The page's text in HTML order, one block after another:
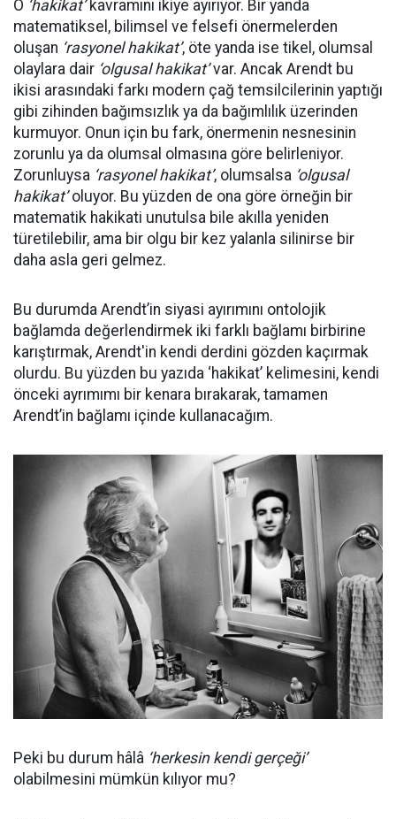
O ‘hakikat’kavramını ikiye ayırıyor. Bir yanda
matematiksel, bilimsel ve felsefi önermelerden
oluşan ‘rasyonel hakikat’, öte yanda ise tikel, olumsal
olaylara dair ‘olgusal hakikat’var. Ancak Arendt bu
ikisi arasındaki farkı modern çağ temsilcilerinin yaptığı
gibi zihinden bağımsızlık ya da bağımlılık üzerinden
kurmuyor. Onun için bu fark, önermenin nesnesinin
zorunlu ya da olumsal olmasına göre belirleniyor.
Zorunluysa ‘rasyonel hakikat’, olumsalsa ‘olgusal
hakikat’oluyor. Bu yüzden de ona göre örneğin bir
matematik hakikati unutulsa bile akılla yeniden
türetilebilir, ama bir olgu bir kez yalanla silinirse bir
daha asla geri gelmez.
Bu durumda Arendt’in siyasi ayırımını ontolojik
bağlamda değerlendirmek iki farklı bağlamı birbirine
karıştırmak, Arendt'in kendi derdini gözden kaçırmak
olurdu. Bu yüzden bu yazıda ‘hakikat’ kelimesini, kendi
önceki ayrımımı bir kenara bırakarak, tamamen
Arendt’in bağlamı içinde kullanacağım.
Peki bu durum hâlâ ‘herkesin kendi gerçeği’
olabilmesini mümkün kılıyor mu?